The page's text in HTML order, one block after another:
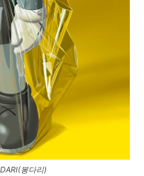
봉다리)